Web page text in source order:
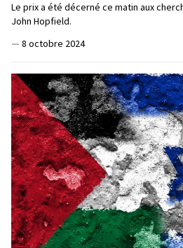
Le prix a été décerné ce matin aux
John Hopfield.
— 8 octobre 2024